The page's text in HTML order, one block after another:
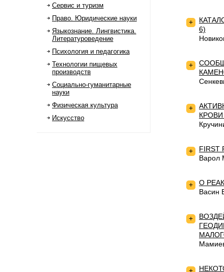
Сервис и туризм
Право. Юридические науки
Языкознание. Лингвистика.
Литературоведение
Психология и педагогика
Технологии пищевых
производств
Социально-гуманитарные
науки
Физическая культура
Искусство
+
6)
+
+
+ FIRST
Варол
+ О
Васин
+